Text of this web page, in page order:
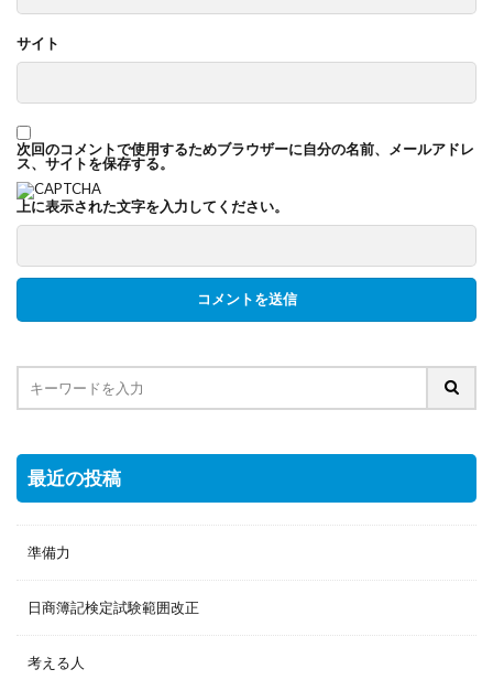
サイト
次回のコメントで使用するためブラウザーに自分の名前、メールアドレ
ス、サイトを保存する。
上に表示された文字を入力してください。
最近の投稿
準備力
日商簿記検定試験範囲改正
考える人